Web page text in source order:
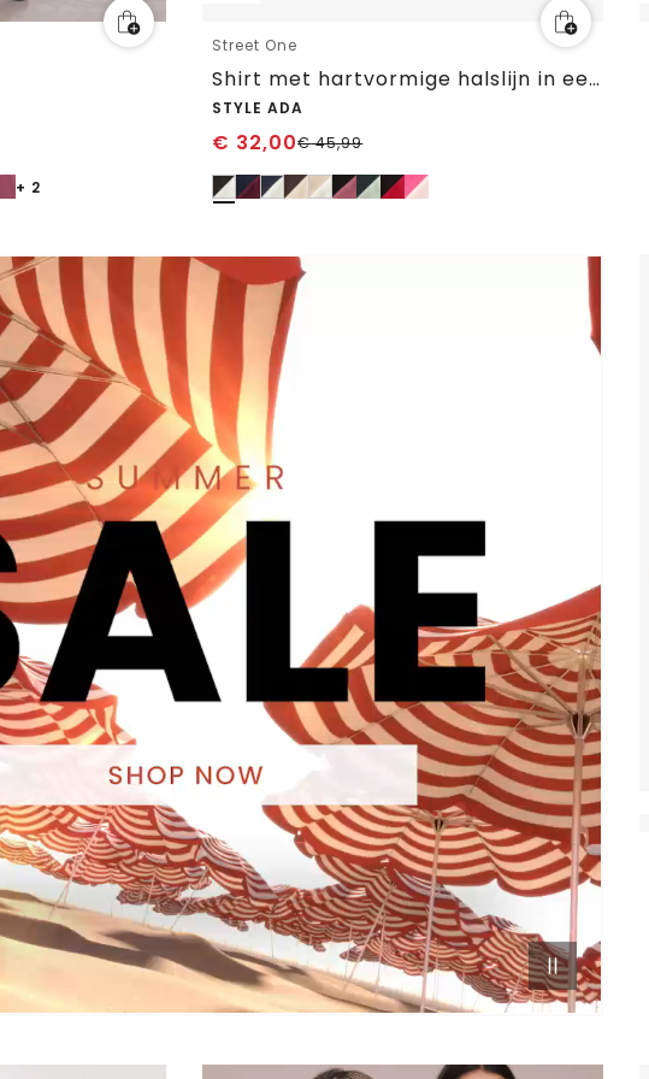
+ 2
Street One
Shirt met hartvormige halslijn in een pak van 2
STYLE ADA
€ 32,00€45,99